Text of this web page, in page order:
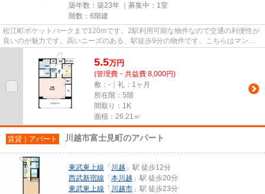
築年数：築23年 ｜募集中： 1室
階数：6階建
松江町ポケットパークまで120mです。2駅利用可能な物件なので交通の利便性が
良いのが魅力です。高いニーズのある、駅徒歩9分の物件です。こちらはマンシ
ョンタイプになります。川越市...
5.5万円
(管理費・共益費 8,000円)
敷：-｜礼：1ヶ月
所在階：5階
間取り：1K
面積：26.21㎡
賃貸｜アパート 川越市富士見町のアパート
東武東上線 「 川越 」駅 徒歩12分
西武新宿線 「 本川越 」駅 徒歩20分
東武東上線 「 川越市 」駅 徒歩23分